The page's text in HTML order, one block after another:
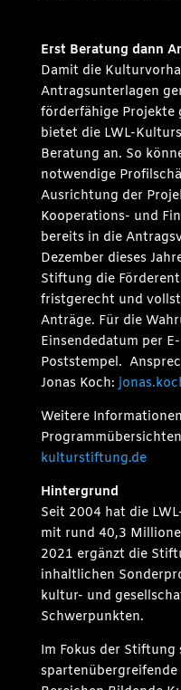
Erst Beratung dann
Damit die
Antragsunterlagen
förderfähige Projekte
bietet die LWL-
Beratung an. So
notwendige
Ausrichtung der
Kooperations- und
bereits in die
Dezember dieses
Stiftung die
fristgerecht und
Anträge. Für die
Einsendedatum per
Poststempel.
Jonas Koch:
Weitere
kulturstiftung.de
Hintergrund
Seit 2004 hat die
mit rund 40,3
2021 ergänzt die
inhaltlichen
kultur- und
Schwerpunkten.
Im Fokus der